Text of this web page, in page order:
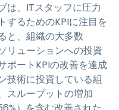
は、ITスタッフに圧力
するためのKPIに注目を
と、組織の大多数
リューションへの投資
ポートKPIの改善を達成
技術に投資している組
スループットの増加